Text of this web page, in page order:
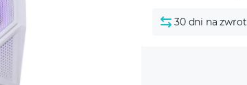
30 dni na zwrot